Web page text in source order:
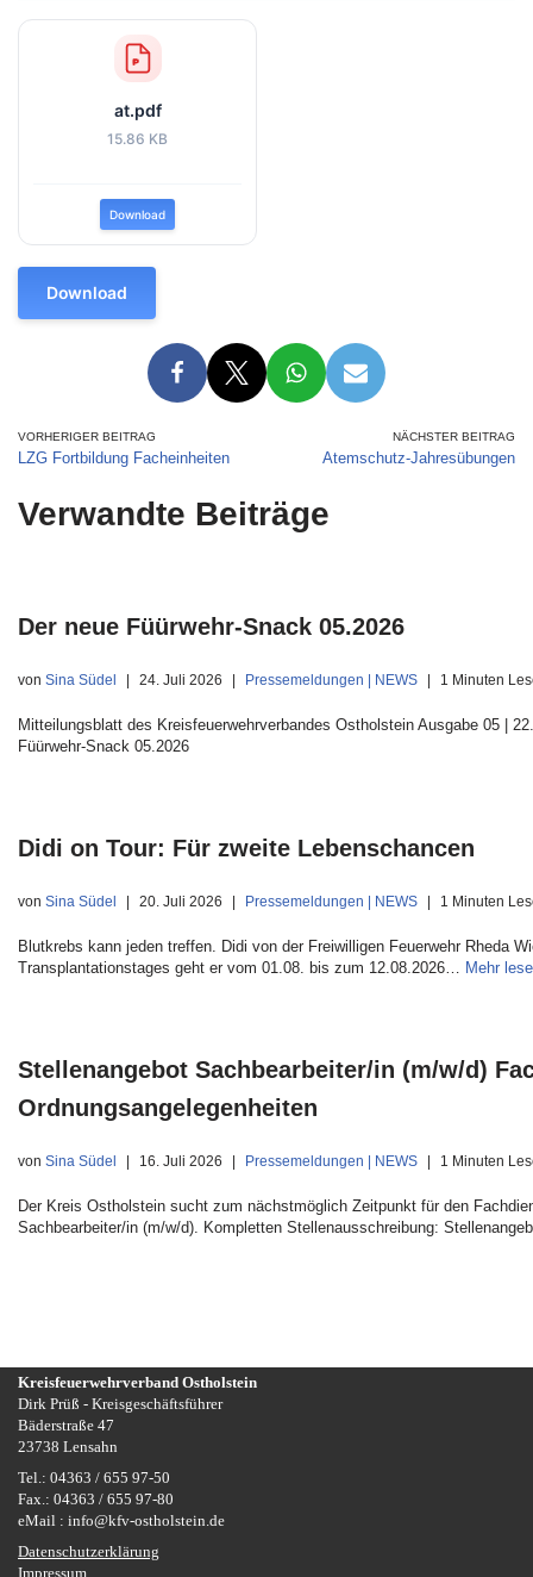
at.pdf
15.86 KB
Download
Download
VORHERIGER BEITRAG
LZG Fortbildung Facheinheiten
NÄCHSTER BEITRAG
Atemschutz-Jahresübungen
Verwandte Beiträge
Der neue Füürwehr-Snack 05.2026
von Sina Südel 24. Juli 2026 Pressemeldungen | NEWS 1 Minuten
Mitteilungsblatt des Kreisfeuerwehrverbandes Ostholstein Ausgabe 05 |
Füürwehr-Snack 05.2026
Didi on Tour: Für zweite Lebenschancen
von Sina Südel 20. Juli 2026 Pressemeldungen | NEWS 1 Minuten
Blutkrebs kann jeden treffen. Didi von der Freiwilligen Feuerwehr Rheda
Transplantationstages geht er vom 01.08. bis zum 12.08.2026… Mehr
Stellenangebot Sachbearbeiter/in (m/w/d)
Ordnungsangelegenheiten
von Sina Südel 16. Juli 2026 Pressemeldungen | NEWS 1 Minuten
Der Kreis Ostholstein sucht zum nächstmöglich Zeitpunkt für den
Sachbearbeiter/in (m/w/d). Kompletten Stellenausschreibung:
Kreisfeuerwehrverband Ostholstein
Dirk Prüß - Kreisgeschäftsführer
Bäderstraße 47
23738 Lensahn
Tel.: 04363 / 655 97-50
Fax.: 04363 / 655 97-80
eMail : info@kfv-ostholstein.de
Datenschutzerklärung
Impressum